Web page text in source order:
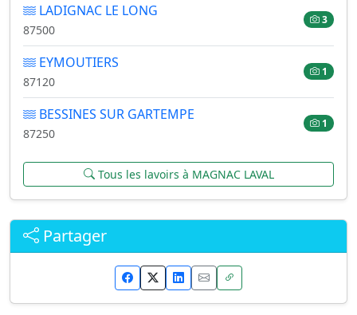
LADIGNAC LE LONG
87500
3
EYMOUTIERS
87120
1
BESSINES SUR GARTEMPE
87250
1
Tous les lavoirs à MAGNAC LAVAL
Partager